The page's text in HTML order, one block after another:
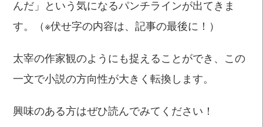
んだ」という気になるパンチラインが出てきま
す。（※伏せ字の内容は、記事の最後に！）
太宰の作家観のようにも捉えることができ、この
一文で小説の方向性が大きく転換します。
興味のある方はぜひ読んでみてください！